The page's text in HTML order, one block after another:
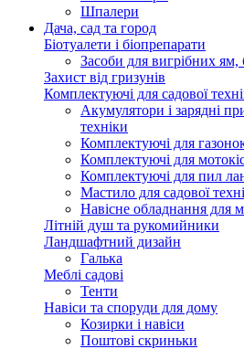
Шпалери
Дача, сад та город
Біотуалети і біопрепарати
Засоби для вигрібних ям,
Захист від гризунів
Комплектуючі для садової
Акумулятори і зарядні
техніки
Комплектуючі для
Комплектуючі для
Комплектуючі для пил
Мастило для садової
Навісне обладнання для
Літній душ та рукомийники
Ландшафтний дизайн
Галька
Меблі садові
Тенти
Навіси та споруди для дому
Козирки і навіси
Поштові скриньки